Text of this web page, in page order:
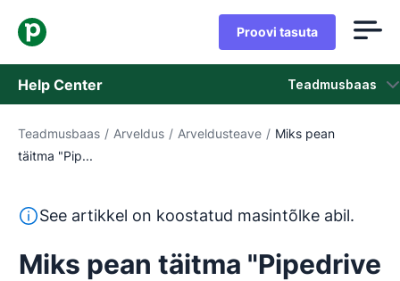
Proovi tasuta
Help Center Teadmusbaas
Teadmusbaas
Võta ühendust klienditoega
Teadmusbaas / Arveldus / Arveldusteave / Miks pean
täitma "Pip...
See tekst on tõlgitud inglise keelest
See artikkel on koostatud masintõlke abil.
Miks pean täitma "Pipedrive